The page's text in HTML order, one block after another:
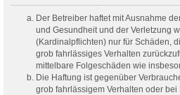
Der Betreiber haftet mit Ausnahme
und Gesundheit und der Verletzung
(Kardinalpflichten) nur für Schäden,
grob fahrlässiges Verhalten
mittelbare Folgeschäden wie
Die Haftung ist gegenüber
grob fahrlässigem Verhalten oder